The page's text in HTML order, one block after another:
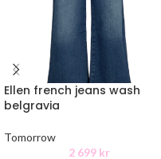
Ellen french jeans wash
belgravia
Tomorrow
2 699 kr